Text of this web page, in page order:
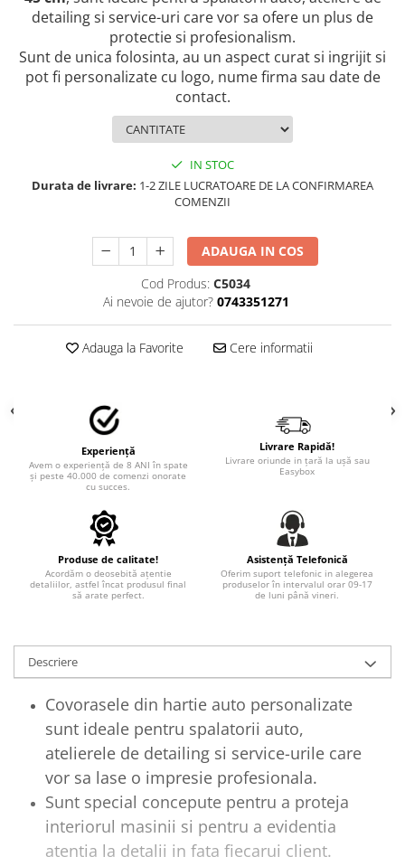
DAF
IVECO
MAN
RENAULT CAMIOANE
VOLVO CAMIOANE
18+ STICKER
BABY ON BOARD
PAUL WALKER STICKER
PENTRU FETE
PRODUSE IN TRENDING
STICKERE CAPAC REZERVOR
STICKERE CRĂCIUN
STICKERE CU ANIMALE
STICKERE JDM
STICKERE PENTRU CAPOTA
STICKERE PENTRU LATERALE
STICKERE PERSONALIZATE
STICKERE PRAGURI
STICKERE PRINTATE
STICKERE UTILAJE AGRICOLE
VANATOARE - PESCUIT
TRICOURI PESCUIT/VANATOARE
TRICOURI SOFERI SI SOFERITE
detailing si service-uri care vor sa ofere un plus de
protectie si profesionalism.
Sunt de unica folosinta, au un aspect curat si ingrijit si
pot fi personalizate cu logo, nume firma sau date de
contact.
IN STOC
Durata de livrare: 1-2 ZILE LUCRATOARE DE LA CONFIRMAREA
COMENZII
ADAUGA IN COS
Cod Produs: C5034
Ai nevoie de ajutor? 0743351271
Adauga la Favorite Cere informatii
Experiență
Avem o experiență de 8 ANI în spate
și peste 40.000 de comenzi onorate
cu succes.
Livrare Rapidă!
Livrare oriunde in țară la ușă sau
Easybox
Produse de calitate!
Acordăm o deosebită ațentie
detaliilor, astfel încat produsul final
să arate perfect.
Asistență Telefonică
Oferim suport telefonic in alegerea
produselor în intervalul orar 09-17
de luni până vineri.
Descriere
Covorasele din hartie auto personalizate
sunt ideale pentru spalatorii auto,
atelierele de detailing si service-urile care
vor sa lase o impresie profesionala.
Sunt special concepute pentru a proteja
interiorul masinii si pentru a evidentia
atentia la detalii in fata fiecarui client.